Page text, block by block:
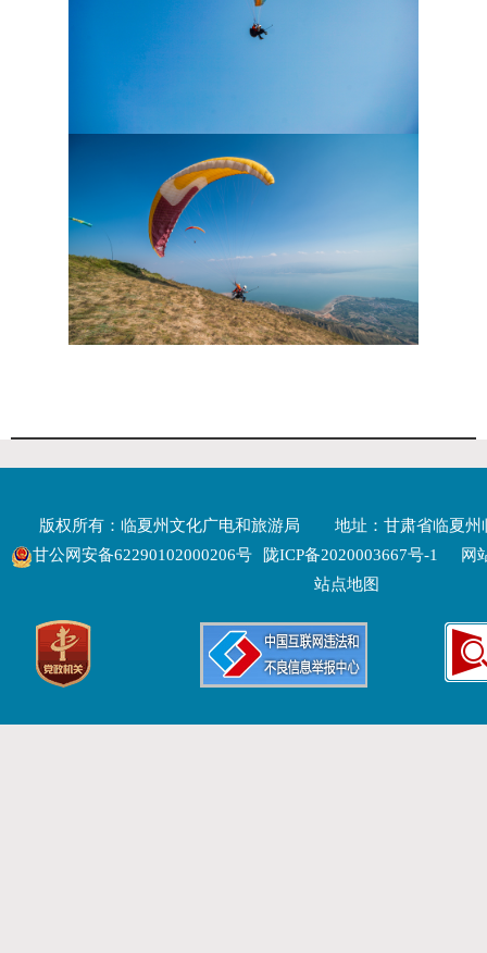
版权所有：临夏州文化广电和旅游局
地址：甘肃省临夏州
甘公网安备62290102000206号
陇ICP备2020003667号-1
网
站点地图